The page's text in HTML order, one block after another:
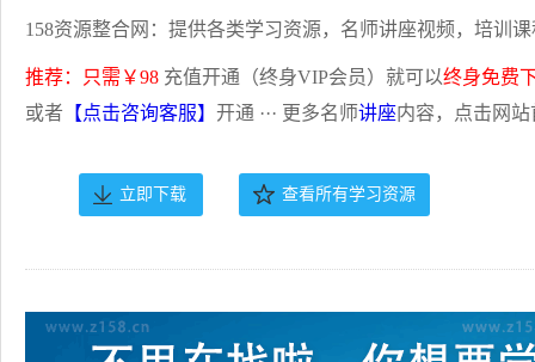
158资源整合网：提供各类学习资源，名师讲座视频，培训
推荐：只需￥98 充值开通（终身VIP会员）就可以终身免费
或者 【点击咨询客服】 开通 ··· 更多名师讲座内容，点击网
立即下载 查看所有学习资源